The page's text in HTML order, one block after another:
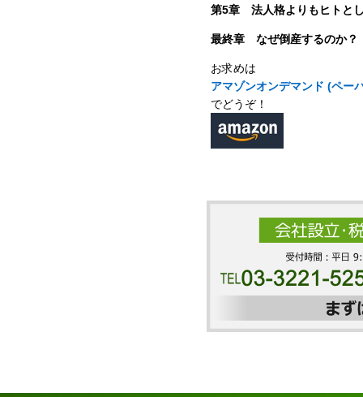
第5章 法人格よりもヒトと
最終章 なぜ倒産するのか？
お求めは
アマゾンオンデマンド (ペー
でどうぞ！